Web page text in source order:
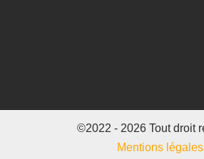
©2022 - 2026 Tout droit
Mentions légales